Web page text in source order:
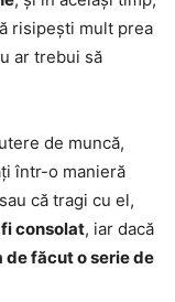
risipești mult prea
ar trebui să
de muncă,
într-o manieră
că tragi cu el,
consolat, iar dacă
de făcut o serie de